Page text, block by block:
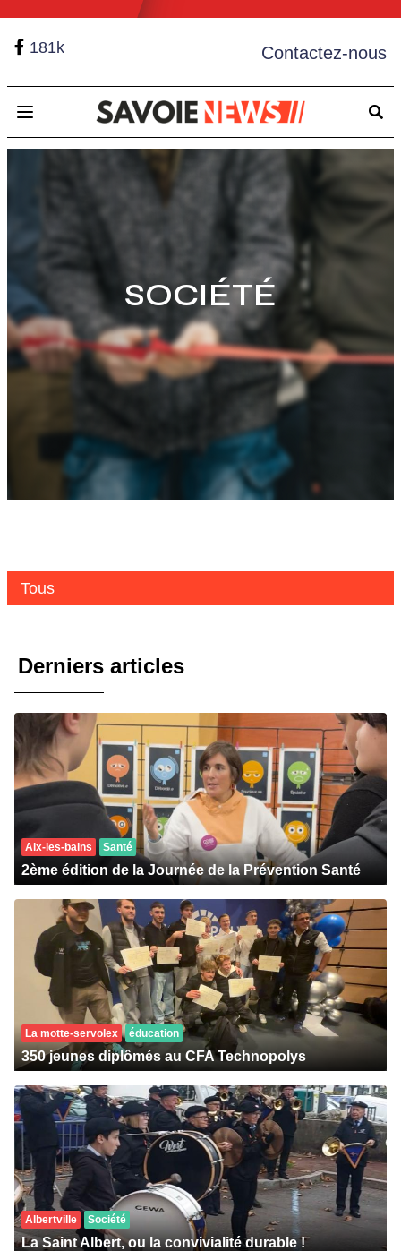
181k Contactez-nous
Open main menu
SOCIÉTÉ
Tous
Derniers articles
Aix-les-bains Santé
2ème édition de la Journée de la Prévention Santé
La motte-servolex éducation
350 jeunes diplômés au CFA Technopolys
Albertville Société
La Saint Albert, ou la convivialité durable !